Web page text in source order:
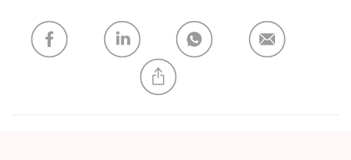
Mijn lijst TOEVOEGEN
NIEUW LIJST MAKEN